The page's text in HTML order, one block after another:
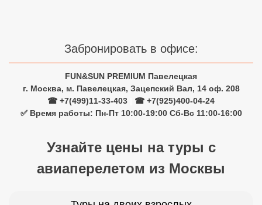
Забронировать в офисе:
FUN&SUN PREMIUM Павелецкая
г. Москва, м. Павелецкая, Зацепский Вал, 14 оф. 208
☎ +7(499)11-33-403
☎ +7(925)400-04-24
✅ Время работы: Пн-Пт 10:00-19:00 Сб-Вс 11:00-16:00
Узнайте цены на туры с
авиаперелетом из Москвы